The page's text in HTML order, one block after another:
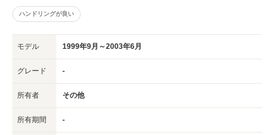
ハンドリングが良い
モデル 1999年9月～2003年6月
グレード -
所有者 その他
所有期間 -